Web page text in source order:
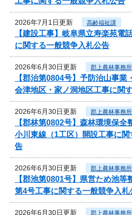
2026年7月1日更新 高齢福祉課
【建設工事】岐阜県立寿楽苑電
に関する一般競争入札公告
2026年6月30日更新 郡上農林事務所
【郡治第0804号】予防治山事
会津地区・家ノ洞地区工事に関
2026年6月30日更新 郡上農林事務所
【郡林第0802号】森林環境保
小川東線（1工区）開設工事に
告
2026年6月30日更新 郡上農林事務所
【郡池第0801号】県営ため池
第4号工事に関する一般競争入札
2026年6月30日更新 郡上農林事務所